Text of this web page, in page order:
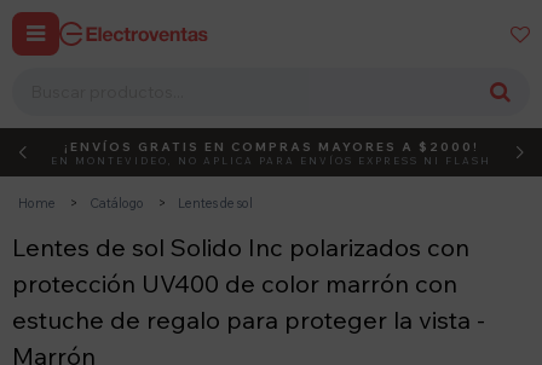
 
DEBUT ACTIVÁ EL CÓDIGO
¡ENVÍOS GRATIS EN COMPRAS MAYORES A $2000!
EN MONTEVIDEO, NO APLICA PARA ENVÍOS EXPRESS NI FLASH
Home Catálogo Lentes de sol
Lentes de sol Solido Inc polarizados con
protección UV400 de color marrón con
estuche de regalo para proteger la vista -
Marrón